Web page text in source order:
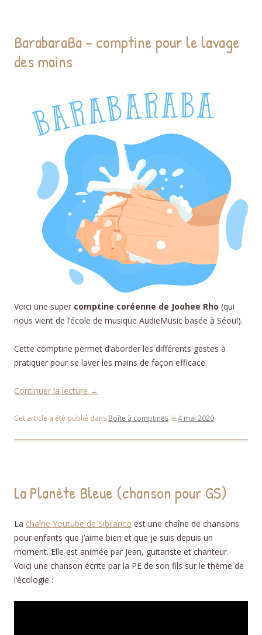
BarabaraBa – comptine pour le lavage
des mains
Voici une super comptine coréenne de Joohee Rho (qui
nous vient de l’école de musique AudieMusic basée à Séoul).
Cette comptine permet d’aborder les différents gestes à
pratiquer pour se laver les mains de façon efficace.
Continuer la lecture →
Cet article a été publié dans Boîte à comptines le 4 mai 2020.
La Planète Bleue (chanson pour GS)
La chaîne Youtube de Sibilarico est une chaîne de chansons
pour enfants que j’aime bien et que je suis depuis un
moment. Elle est animée par Jean, guitariste et chanteur.
Voici une chanson écrite par la PE de son fils sur le thème de
l’écologie :